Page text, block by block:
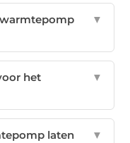
▼
het
▼
laten
▼